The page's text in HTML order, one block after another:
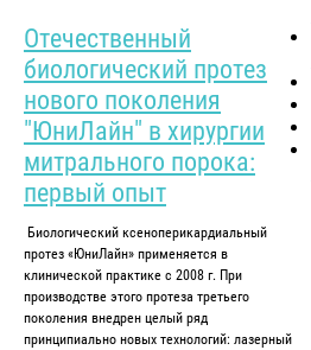
Отечественный
биологический протез
нового поколения
"ЮниЛайн" в хирургии
митрального порока:
первый опыт
Биологический ксеноперикардиальный
протез «ЮниЛайн» применяется в
клинической практике с 2008 г. При
производстве этого протеза третьего
поколения внедрен целый ряд
принципиально новых технологий: лазерный